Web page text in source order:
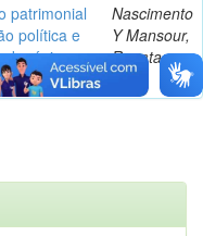
patrimonial
política e
Nascimento
Y Mansour,
Renata